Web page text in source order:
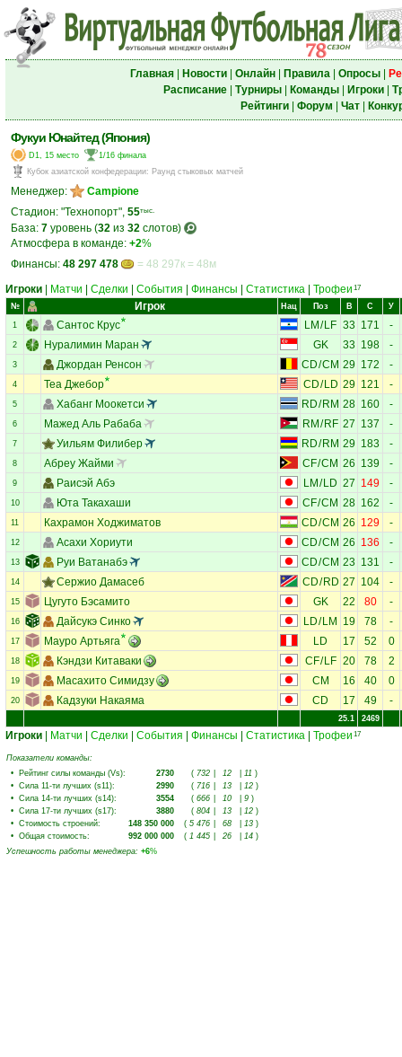
Главная| Новости| Онлайн| Правила| Опросы|
Расписание| Турниры| Команды| Игроки|
Рейтинги| Форум Чат|
Фукуи Юнайтед (Япония)
D1, 15 место
1/16 финала
Кубок азиатской конфедерации: Раунд стыковых матчей
Менеджер:
Campione
Стадион: "Технопорт", 55тыс.
База: 7 уровень (32 из 32 слотов)
Атмосфера в команде: +2%
Финансы: 48 297 478
= 48 297к = 48м
Игроки
Матчи Сделки События Финансы Статистика Трофеи 17
№ Игрок Нац Поз В С У
1 Сантос Крус LM / LF 33 171 -
2 Нуралимин Маран GK 33 198 -
3 Джордан Ренсон CD/CM 29 172 -
4 Теа Джебор CD/LD 29 121 -
5 Хабанг Моокетси RD/ RM 28 160 -
6 Мажед Аль Рабаба RM / RF 27 137 -
7 Уильям Филибер RD/ RM 29 183 -
8 Абреу Жайми CF/CM 26 139 -
9 Раисэй Абэ LM / LD 27 149 -
10 Юта Такахаши CF/CM 28 162 -
11 Кахрамон Ходжиматов CD/CM 26 129 -
12 Асахи Хориути CD/CM 26 136 -
13 Руи Ватанабэ CD/CM 23 131 -
14 Сержио Дамасеб CD/RD 27 104 -
15 Цугуто Бэсамито GK 22 80 -
16 Дайсукэ Синко LD/ LM 19 78 -
17 Мауро Артьяга LD 17 52 0
18 Кэндзи Китаваки CF/LF 20 78 2
19 Масахито Симидзу CM 16 40 0
20 Кадзуки Накаяма CD 17 49 -
25.1 2469
Игроки Матчи Сделки События Финансы Статистика Трофеи 17
Показатели команды:
• Рейтинг силы команды (Vs): 2730 ( 732 12 11 )
• Сила 11-ти лучших (s11): 2990 ( 716 13 12 )
• Сила 14-ти лучших (s14): 3554 ( 666 10 9 )
• Сила 17-ти лучших (s17): 3880 ( 804 13 12 )
• Стоимость строений: 148 350 000 ( 5 476 68 13 )
• Общая стоимость: 992 000 000 ( 1 445 26 14 )
Успешность работы менеджера: +6%